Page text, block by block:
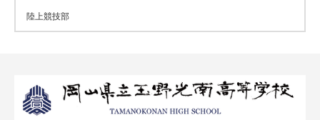
陸上競技部